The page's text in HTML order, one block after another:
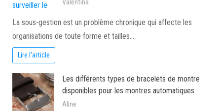
Valentina
La sous-gestion est un problème chronique qui affecte les
organisations de toute forme et tailles.…
Lire l'article
Les différents types de bracelets de montre
disponibles pour les montres automatiques
Aline